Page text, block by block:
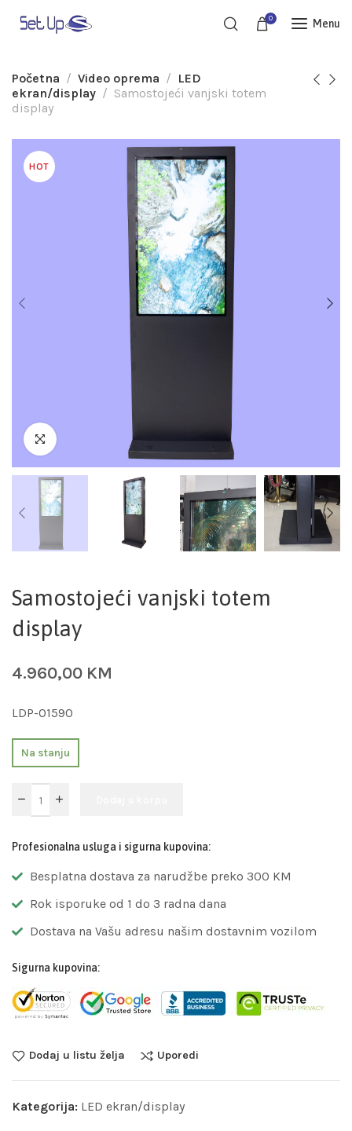
0 Menu
Početna Video oprema
LED
ekran/display
Samostojeći vanjski totem
display
HOT
Samostojeći vanjski totem
display
4.960,00 KM
LDP-01590
Na stanju
Profesionalna usluga i sigurna kupovina:
Besplatna dostava za narudžbe preko 300 KM
Rok isporuke od 1 do 3 radna dana
Dostava na Vašu adresu našim dostavnim vozilom
Sigurna kupovina:
Dodaj u listu želja Uporedi
Kategorija: LED ekran/display